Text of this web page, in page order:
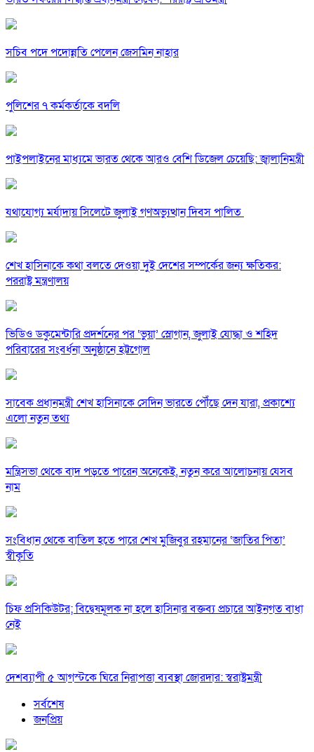
সচিব পদে পদোন্নতি পেলেন জেসমিন নাহার
পুলিশের ৭ কর্মকর্তাকে বদলি
পাইপলাইনের মাধ্যমে ভারত থেকে আরও বেশি ডিজেল চেয়েছি: জ্বালানিমন্ত্রী
যথাযোগ্য মর্যাদায় সিলেটে জুলাই গণঅভ্যুত্থান দিবস পালিত
শেখ হাসিনাকে কথা বলতে দেওয়া দুই দেশের সম্পর্কের জন্য ক্ষতিকর:
পররাষ্ট্র মন্ত্রণালয়
ভিডিও ডকুমেন্টারি প্রদর্শনের পর ‘ভুয়া’ স্লোগান, জুলাই যোদ্ধা ও শহিদ
পরিবারের সংবর্ধনা অনুষ্ঠানে হট্টগোল
সাবেক প্রধানমন্ত্রী শেখ হাসিনাকে সেদিন ভারতে পৌঁছে দেন যারা, প্রকাশ্যে
এলো নতুন তথ্য
মন্ত্রিসভা থেকে বাদ পড়তে পারেন অনেকেই, নতুন করে আলোচনায় যেসব
নাম
সংবিধান থেকে বাতিল হতে পারে শেখ মুজিবুর রহমানের ‘জাতির পিতা’
স্বীকৃতি
চিফ প্রসিকিউটর; বিদ্বেষমূলক না হলে হাসিনার বক্তব্য প্রচারে আইনগত বাধা
নেই
দেশব্যাপী ৫ আগস্টকে ঘিরে নিরাপত্তা ব্যবস্থা জোরদার: স্বরাষ্ট্রমন্ত্রী
সর্বশেষ
জনপ্রিয়